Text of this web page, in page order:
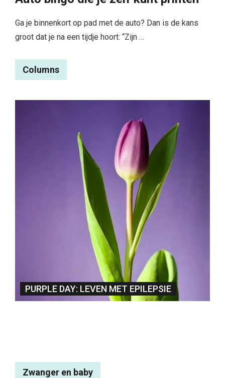
Ga je binnenkort op pad met de auto? Dan is de kans
groot dat je na een tijdje hoort: “Zijn …
Columns
PURPLE DAY: LEVEN MET EPILEPSIE
Zwanger en baby